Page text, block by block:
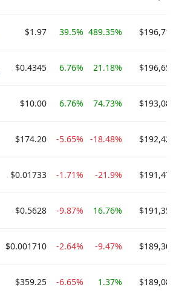
$1.97 39.5% 489.35%
$0.4345 6.76% 21.18%
$10.00 6.76% 74.73%
$174.20 -5.65% -18.48%
$0.01733 -1.71% -21.9%
$0.5628 -9.87% 16.76%
$0.001710 -2.64% -9.47%
$359.25 -6.65% 1.37%